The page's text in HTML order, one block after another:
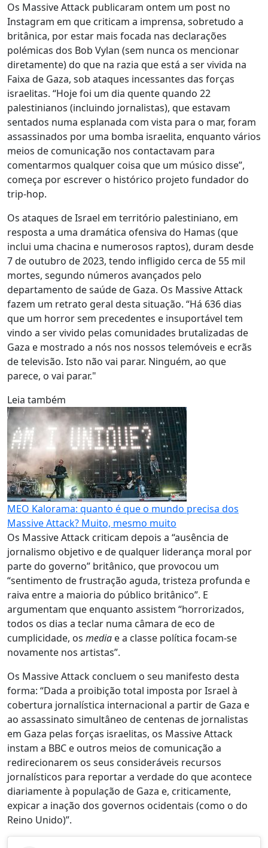
Os Massive Attack publicaram ontem um post no
Instagram em que criticam a imprensa, sobretudo a
britânica, por estar mais focada nas declarações
polémicas dos Bob Vylan (sem nunca os mencionar
diretamente) do que na razia que está a ser vivida na
Faixa de Gaza, sob ataques incessantes das forças
israelitas. “Hoje foi um dia quente quando 22
palestinianos (incluindo jornalistas), que estavam
sentados numa esplanada com vista para o mar, foram
assassinados por uma bomba israelita, enquanto vários
meios de comunicação nos contactavam para
comentarmos qualquer coisa que um músico disse”,
começa por escrever o histórico projeto fundador do
trip-hop.
Os ataques de Israel em território palestiniano, em
resposta a uma dramática ofensiva do Hamas (que
inclui uma chacina e numerosos raptos), duram desde
7 de outubro de 2023, tendo infligido cerca de 55 mil
mortes, segundo números avançados pelo
departamento de saúde de Gaza. Os Massive Attack
fazem um retrato geral desta situação. “Há 636 dias
que um horror sem precedentes e insuportável tem
vindo a ser vivido pelas comunidades brutalizadas de
Gaza e mostrado a nós nos nossos telemóveis e ecrãs
de televisão. Isto não vai parar. Ninguém, ao que
parece, o vai parar."
Leia também
MEO Kalorama: quanto é que o mundo precisa dos
Massive Attack? Muito, mesmo muito
Os Massive Attack criticam depois a “ausência de
jornalismo objetivo e de qualquer liderança moral por
parte do governo” britânico, que provocou um
“sentimento de frustração aguda, tristeza profunda e
raiva entre a maioria do público britânico”. E
argumentam que enquanto assistem “horrorizados,
todos os dias a teclar numa câmara de eco de
cumplicidade, os media e a classe política focam-se
novamente nos artistas”.
Os Massive Attack concluem o seu manifesto desta
forma: “Dada a proibição total imposta por Israel à
cobertura jornalística internacional a partir de Gaza e
ao assassinato simultâneo de centenas de jornalistas
em Gaza pelas forças israelitas, os Massive Attack
instam a BBC e outros meios de comunicação a
redirecionarem os seus consideráveis recursos
jornalísticos para reportar a verdade do que acontece
diariamente à população de Gaza e, criticamente,
expicar a inação dos governos ocidentais (como o do
Reino Unido)”.